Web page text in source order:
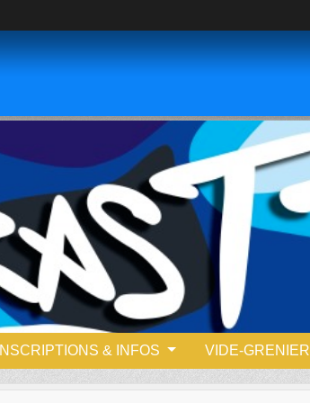
INSCRIPTIONS & INFOS VIDE-GRENIER